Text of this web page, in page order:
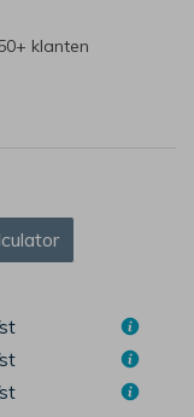
klanten